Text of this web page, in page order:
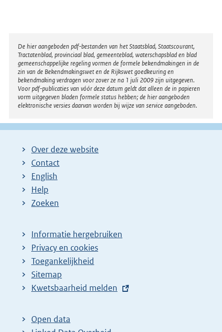
Disclaimer
De hier aangeboden pdf-bestanden van het Staatsblad, Staatscourant,
Tractatenblad, provinciaal blad, gemeenteblad, waterschapsblad en blad
gemeenschappelijke regeling vormen de formele bekendmakingen in de
zin van de Bekendmakingswet en de Rijkswet goedkeuring en
bekendmaking verdragen voor zover ze na 1 juli 2009 zijn uitgegeven.
Voor pdf-publicaties van vóór deze datum geldt dat alleen de in papieren
vorm uitgegeven bladen formele status hebben; de hier aangeboden
elektronische versies daarvan worden bij wijze van service aangeboden.
Over deze website
Contact
English
Help
Zoeken
Informatie hergebruiken
Privacy en cookies
Toegankelijkheid
Sitemap
E
t
e
Kwetsbaarheid melden
Open data